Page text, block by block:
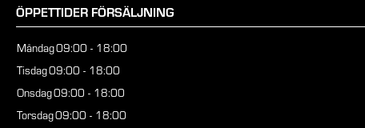
ÖPPETTIDER FÖRSÄLJNING
Måndag09:00 - 18:00
Tisdag09:00 - 18:00
Onsdag09:00 - 18:00
Torsdag09:00 - 18:00